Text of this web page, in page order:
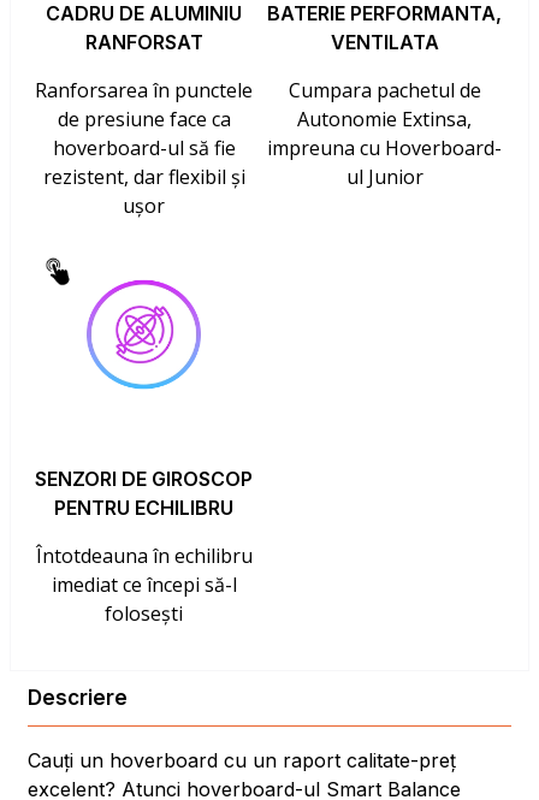
CADRU DE ALUMINIU
RANFORSAT
Ranforsarea în punctele
de presiune face ca
hoverboard-ul să fie
rezistent, dar flexibil și
ușor
BATERIE PERFORMANTA,
VENTILATA
Cumpara pachetul de
Autonomie Extinsa,
impreuna cu Hoverboard-
ul Junior
SENZORI DE GIROSCOP
PENTRU ECHILIBRU
Întotdeauna în echilibru
imediat ce începi să-l
folosești
Descriere
Cauți un hoverboard cu un raport calitate-preț
excelent? Atunci hoverboard-ul Smart Balance